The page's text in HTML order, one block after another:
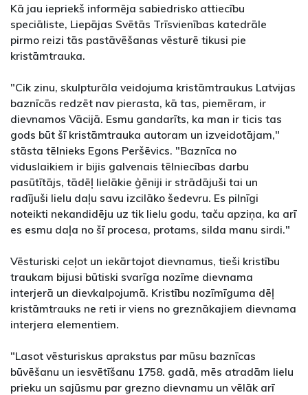
Kā jau iepriekš informēja sabiedrisko attiecību
speciāliste, Liepājas Svētās Trīsvienības katedrāle
pirmo reizi tās pastāvēšanas vēsturē tikusi pie
kristāmtrauka.
"Cik zinu, skulpturāla veidojuma kristāmtraukus Latvijas
baznīcās redzēt nav pierasta, kā tas, piemēram, ir
dievnamos Vācijā. Esmu gandarīts, ka man ir ticis tas
gods būt šī kristāmtrauka autoram un izveidotājam,"
stāsta tēlnieks Egons Peršēvics. "Baznīca no
viduslaikiem ir bijis galvenais tēlniecības darbu
pasūtītājs, tādēļ lielākie ģēniji ir strādājuši tai un
radījuši lielu daļu savu izcilāko šedevru. Es pilnīgi
noteikti nekandidēju uz tik lielu godu, taču apziņa, ka arī
es esmu daļa no šī procesa, protams, silda manu sirdi."
Vēsturiski ceļot un iekārtojot dievnamus, tieši kristību
traukam bijusi būtiski svarīga nozīme dievnama
interjerā un dievkalpojumā. Kristību nozīmīguma dēļ
kristāmtrauks ne reti ir viens no greznākajiem dievnama
interjera elementiem.
"Lasot vēsturiskus aprakstus par mūsu baznīcas
būvēšanu un iesvētīšanu 1758. gadā, mēs atradām lielu
prieku un sajūsmu par grezno dievnamu un vēlāk arī